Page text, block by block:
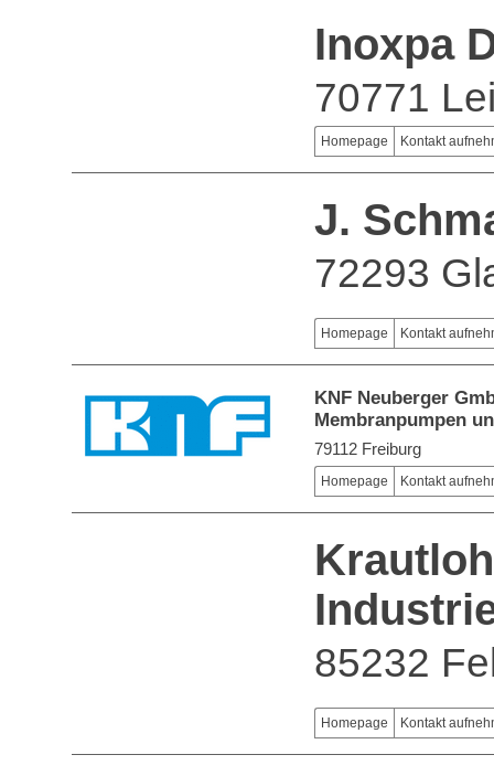
Inoxpa
70771
Homepage Kontakt
J.
72293
Homepage Kontakt
KNF Neuberger
Membranpumpen
79112 Freiburg
Homepage Kontakt
85232
Homepage Kontakt